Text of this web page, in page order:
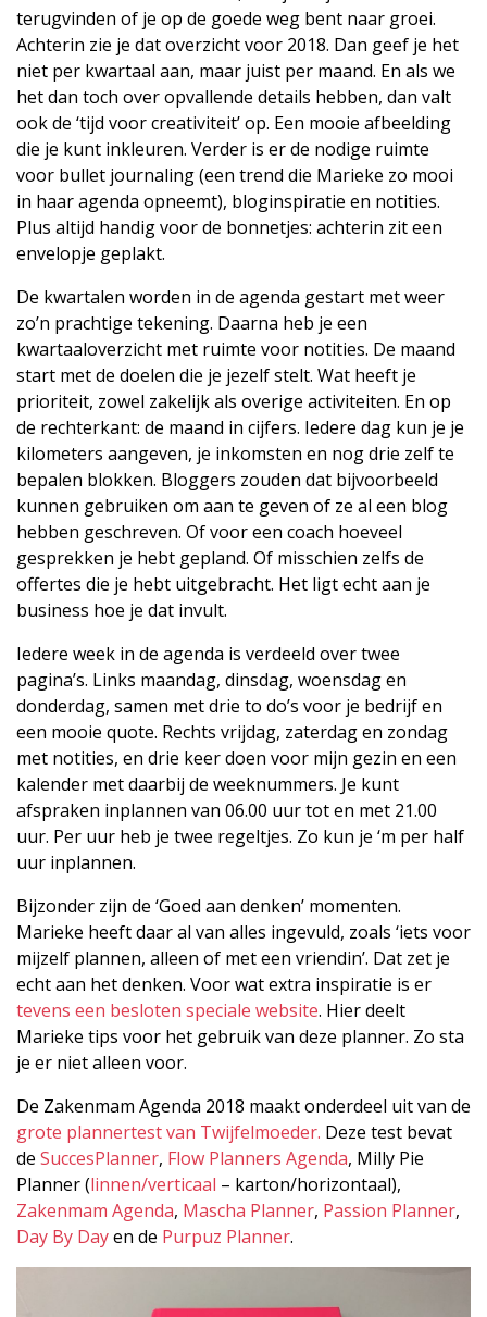
terugvinden of je op de goede weg bent naar groei.
Achterin zie je dat overzicht voor 2018. Dan geef je het
niet per kwartaal aan, maar juist per maand. En als we
het dan toch over opvallende details hebben, dan valt
ook de ‘tijd voor creativiteit’ op. Een mooie afbeelding
die je kunt inkleuren. Verder is er de nodige ruimte
voor bullet journaling (een trend die Marieke zo mooi
in haar agenda opneemt), bloginspiratie en notities.
Plus altijd handig voor de bonnetjes: achterin zit een
envelopje geplakt.
De kwartalen worden in de agenda gestart met weer
zo’n prachtige tekening. Daarna heb je een
kwartaaloverzicht met ruimte voor notities. De maand
start met de doelen die je jezelf stelt. Wat heeft je
prioriteit, zowel zakelijk als overige activiteiten. En op
de rechterkant: de maand in cijfers. Iedere dag kun je je
kilometers aangeven, je inkomsten en nog drie zelf te
bepalen blokken. Bloggers zouden dat bijvoorbeeld
kunnen gebruiken om aan te geven of ze al een blog
hebben geschreven. Of voor een coach hoeveel
gesprekken je hebt gepland. Of misschien zelfs de
offertes die je hebt uitgebracht. Het ligt echt aan je
business hoe je dat invult.
Iedere week in de agenda is verdeeld over twee
pagina’s. Links maandag, dinsdag, woensdag en
donderdag, samen met drie to do’s voor je bedrijf en
een mooie quote. Rechts vrijdag, zaterdag en zondag
met notities, en drie keer doen voor mijn gezin en een
kalender met daarbij de weeknummers. Je kunt
afspraken inplannen van 06.00 uur tot en met 21.00
uur. Per uur heb je twee regeltjes. Zo kun je ‘m per half
uur inplannen.
Bijzonder zijn de ‘Goed aan denken’ momenten.
Marieke heeft daar al van alles ingevuld, zoals ‘iets voor
mijzelf plannen, alleen of met een vriendin’. Dat zet je
echt aan het denken. Voor wat extra inspiratie is er
tevens een besloten speciale website. Hier deelt
Marieke tips voor het gebruik van deze planner. Zo sta
je er niet alleen voor.
De Zakenmam Agenda 2018 maakt onderdeel uit van de
grote plannertest van Twijfelmoeder. Deze test bevat
de SuccesPlanner, Flow Planners Agenda, Milly Pie
Planner (linnen/verticaal – karton/horizontaal),
Zakenmam Agenda, Mascha Planner, Passion Planner,
Day By Dayen de Purpuz Planner.